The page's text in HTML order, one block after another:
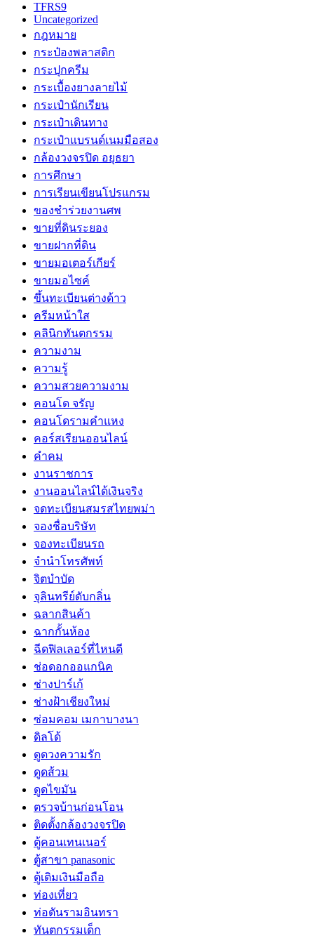
TFRS9
Uncategorized
กฎหมาย
กระป๋องพลาสติก
กระปุกครีม
กระเบื้องยางลายไม้
กระเป๋านักเรียน
กระเป๋าเดินทาง
กระเป๋าแบรนด์เนมมือสอง
กล้องวงจรปิด อยุธยา
การศึกษา
การเรียนเขียนโปรแกรม
ของชำร่วยงานศพ
ขายที่ดินระยอง
ขายฝากที่ดิน
ขายมอเตอร์เกียร์
ขายมอไซค์
ขึ้นทะเบียนต่างด้าว
ครีมหน้าใส
คลินิกทันตกรรม
ความงาม
ความรู้
ความสวยความงาม
คอนโด จรัญ
คอนโดรามคำแหง
คอร์สเรียนออนไลน์
คำคม
งานราชการ
งานออนไลน์ได้เงินจริง
จดทะเบียนสมรสไทยพม่า
จองชื่อบริษัท
จองทะเบียนรถ
จำนำโทรศัพท์
จิตบำบัด
จุลินทรีย์ดับกลิ่น
ฉลากสินค้า
ฉากกั้นห้อง
ฉีดฟิลเลอร์ที่ไหนดี
ช่อดอกออแกนิค
ช่างปาร์เก้
ช่างฝ้าเชียงใหม่
ซ่อมคอม เมกาบางนา
ดิลโด้
ดูดวงความรัก
ดูดส้วม
ดูดไขมัน
ตรวจบ้านก่อนโอน
ติดตั้งกล้องวงจรปิด
ตู้คอนเทนเนอร์
ตู้สาขา panasonic
ตู้เติมเงินมือถือ
ท่องเที่ยว
ท่อตันรามอินทรา
ทันตกรรมเด็ก